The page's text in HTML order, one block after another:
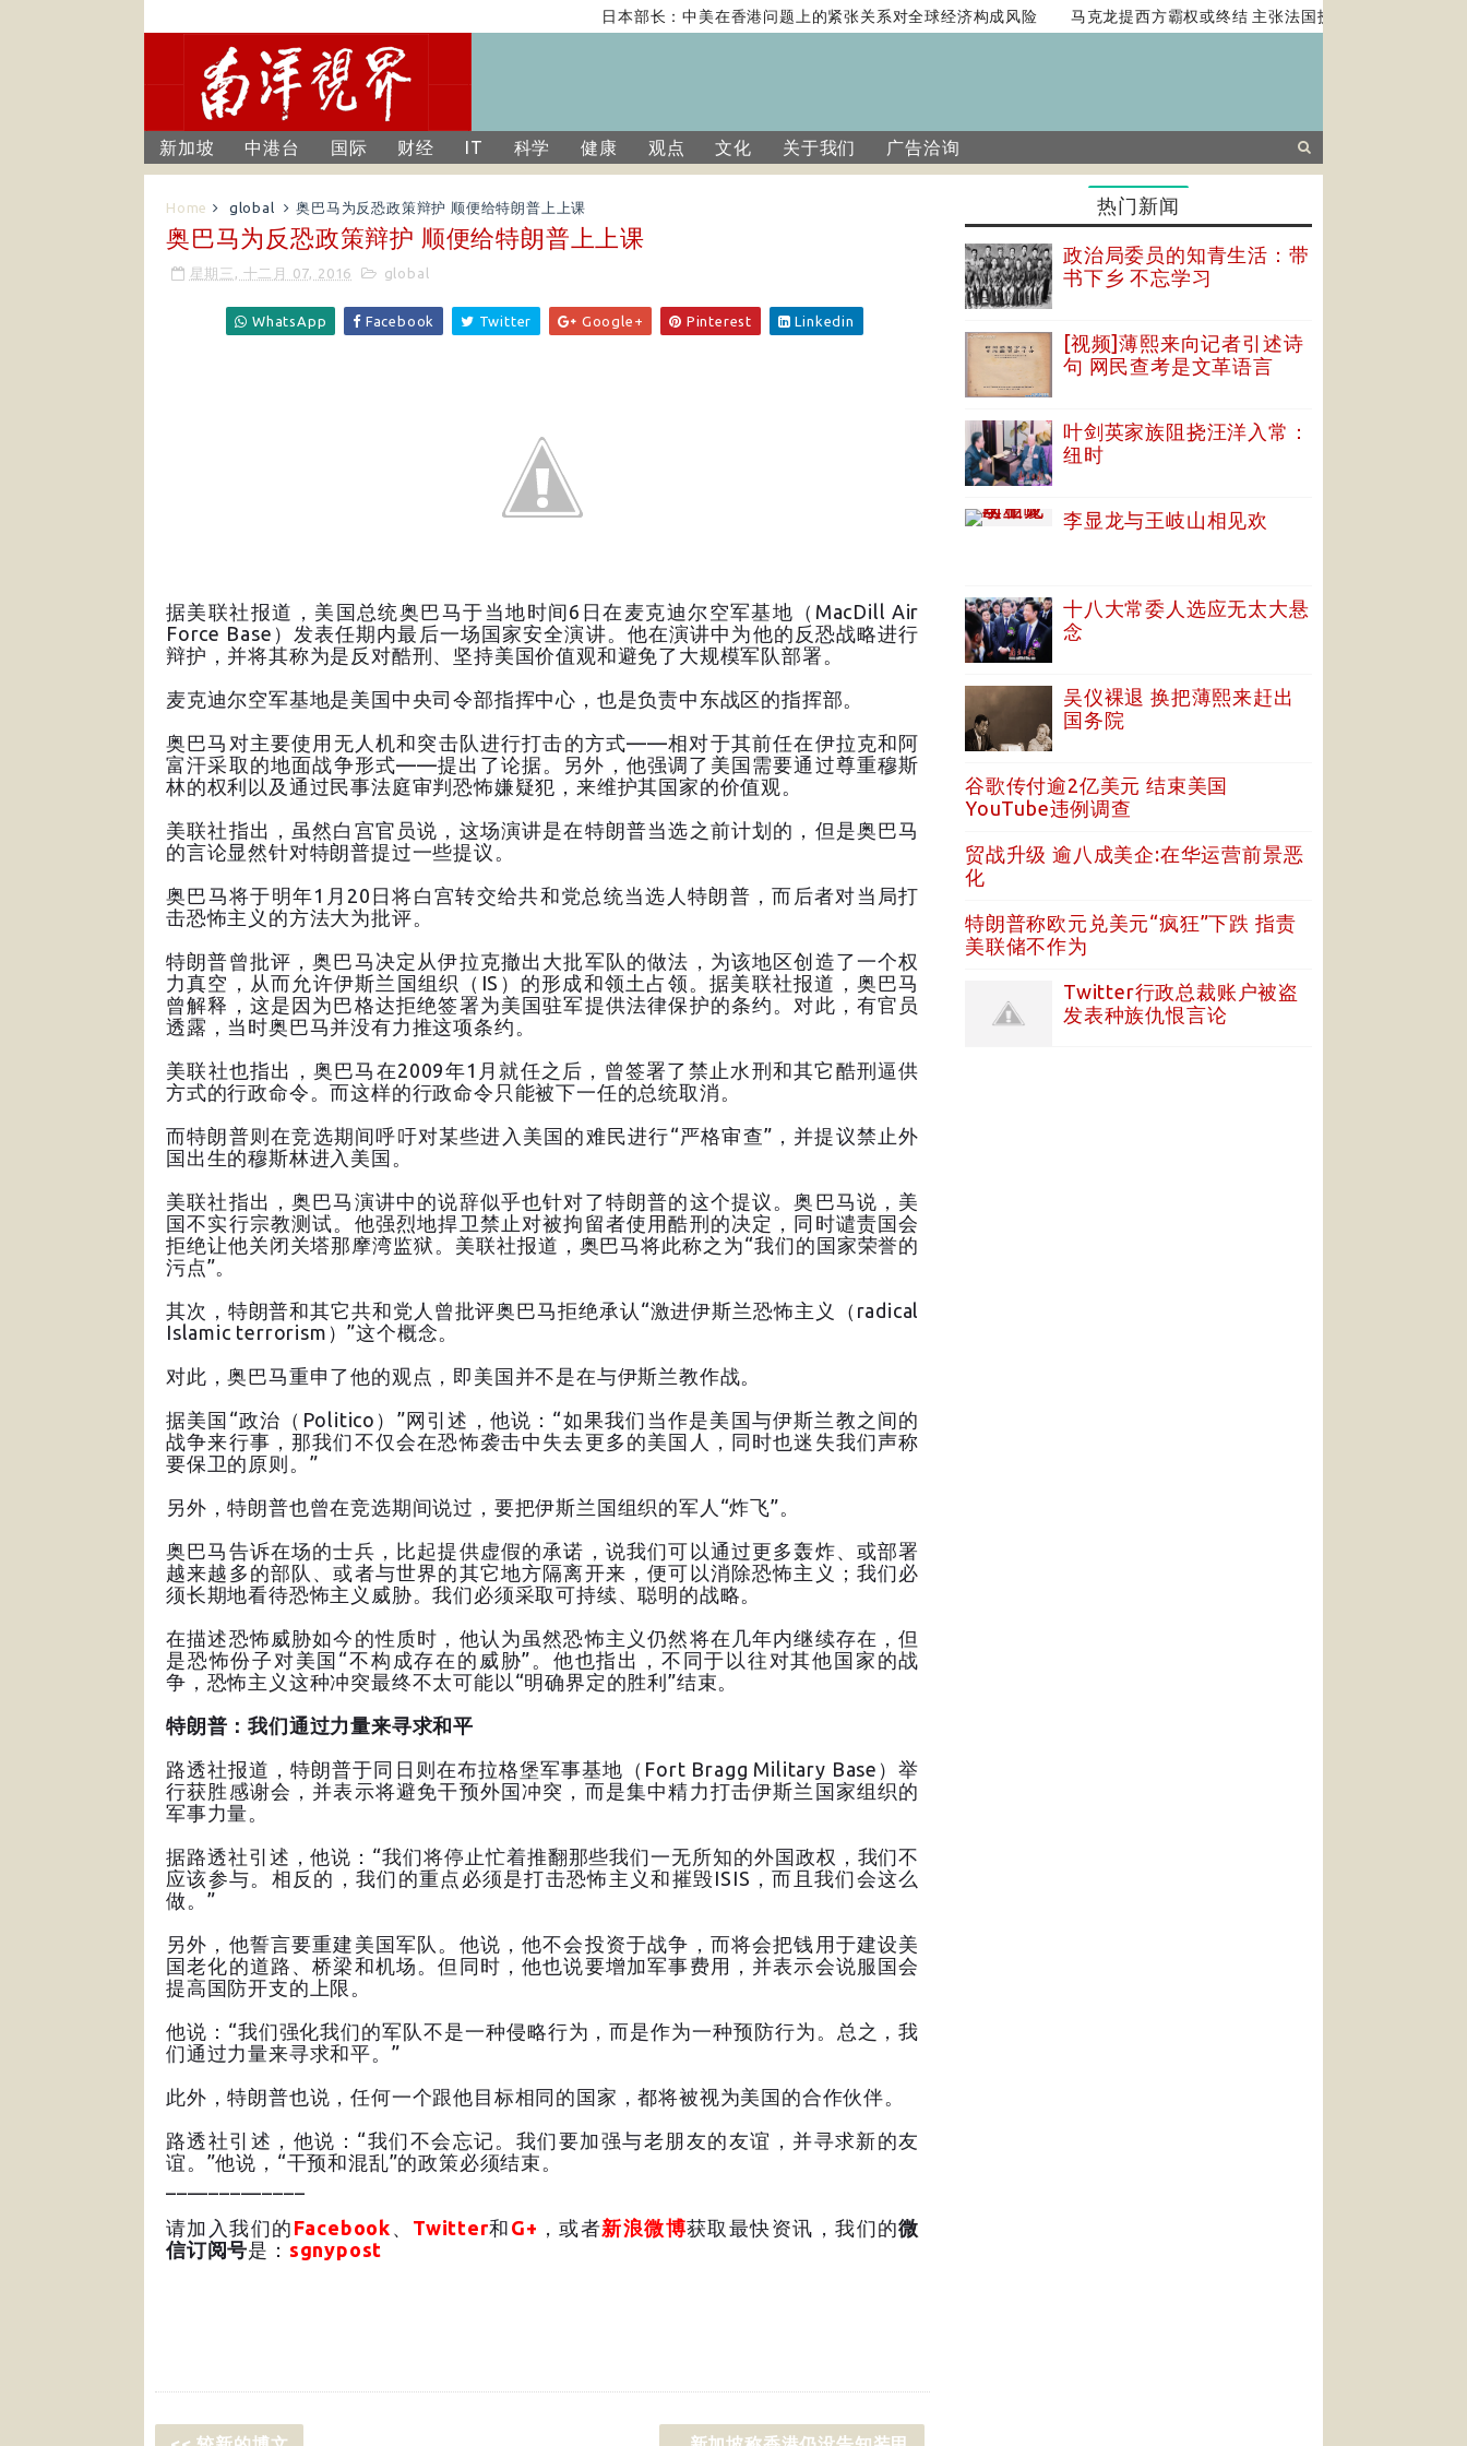
日本部长：中美在香港问题上的紧张关系对全球经济构成风险 马克龙提西方霸权或终结 主张法国扮演平衡角色
新加坡 中港台 国际 财经 IT 科学 健康 观点 文化 关于我们 广告洽询
Home global 奥巴马为反恐政策辩护 顺便给特朗普上上课
奥巴马为反恐政策辩护 顺便给特朗普上上课
星期三, 十二月 07, 2016 global
WhatsApp Facebook Twitter Google+ Pinterest Linkedin
据美联社报道，美国总统奥巴马于当地时间6日在麦克迪尔空军基地（MacDill Air
Force Base）发表任期内最后一场国家安全演讲。他在演讲中为他的反恐战略进行
辩护，并将其称为是反对酷刑、坚持美国价值观和避免了大规模军队部署。
麦克迪尔空军基地是美国中央司令部指挥中心，也是负责中东战区的指挥部。
奥巴马对主要使用无人机和突击队进行打击的方式——相对于其前任在伊拉克和阿
富汗采取的地面战争形式——提出了论据。另外，他强调了美国需要通过尊重穆斯
林的权利以及通过民事法庭审判恐怖嫌疑犯，来维护其国家的价值观。
美联社指出，虽然白宫官员说，这场演讲是在特朗普当选之前计划的，但是奥巴马
的言论显然针对特朗普提过一些提议。
奥巴马将于明年1月20日将白宫转交给共和党总统当选人特朗普，而后者对当局打
击恐怖主义的方法大为批评。
特朗普曾批评，奥巴马决定从伊拉克撤出大批军队的做法，为该地区创造了一个权
力真空，从而允许伊斯兰国组织（IS）的形成和领土占领。据美联社报道，奥巴马
曾解释，这是因为巴格达拒绝签署为美国驻军提供法律保护的条约。对此，有官员
透露，当时奥巴马并没有力推这项条约。
美联社也指出，奥巴马在2009年1月就任之后，曾签署了禁止水刑和其它酷刑逼供
方式的行政命令。而这样的行政命令只能被下一任的总统取消。
而特朗普则在竞选期间呼吁对某些进入美国的难民进行“严格审查”，并提议禁止外
国出生的穆斯林进入美国。
美联社指出，奥巴马演讲中的说辞似乎也针对了特朗普的这个提议。奥巴马说，美
国不实行宗教测试。他强烈地捍卫禁止对被拘留者使用酷刑的决定，同时谴责国会
拒绝让他关闭关塔那摩湾监狱。美联社报道，奥巴马将此称之为“我们的国家荣誉的
污点”。
其次，特朗普和其它共和党人曾批评奥巴马拒绝承认“激进伊斯兰恐怖主义（radical
Islamic terrorism）”这个概念。
对此，奥巴马重申了他的观点，即美国并不是在与伊斯兰教作战。
据美国“政治（Politico）”网引述，他说：“如果我们当作是美国与伊斯兰教之间的
战争来行事，那我们不仅会在恐怖袭击中失去更多的美国人，同时也迷失我们声称
要保卫的原则。”
另外，特朗普也曾在竞选期间说过，要把伊斯兰国组织的军人“炸飞”。
奥巴马告诉在场的士兵，比起提供虚假的承诺，说我们可以通过更多轰炸、或部署
越来越多的部队、或者与世界的其它地方隔离开来，便可以消除恐怖主义；我们必
须长期地看待恐怖主义威胁。我们必须采取可持续、聪明的战略。
在描述恐怖威胁如今的性质时，他认为虽然恐怖主义仍然将在几年内继续存在，但
是恐怖份子对美国“不构成存在的威胁”。他也指出，不同于以往对其他国家的战
争，恐怖主义这种冲突最终不太可能以“明确界定的胜利”结束。
特朗普：我们通过力量来寻求和平
路透社报道，特朗普于同日则在布拉格堡军事基地（Fort Bragg Military Base）举
行获胜感谢会，并表示将避免干预外国冲突，而是集中精力打击伊斯兰国家组织的
军事力量。
据路透社引述，他说：“我们将停止忙着推翻那些我们一无所知的外国政权，我们不
应该参与。相反的，我们的重点必须是打击恐怖主义和摧毁ISIS，而且我们会这么
做。”
另外，他誓言要重建美国军队。他说，他不会投资于战争，而将会把钱用于建设美
国老化的道路、桥梁和机场。但同时，他也说要增加军事费用，并表示会说服国会
提高国防开支的上限。
他说：“我们强化我们的军队不是一种侵略行为，而是作为一种预防行为。总之，我
们通过力量来寻求和平。”
此外，特朗普也说，任何一个跟他目标相同的国家，都将被视为美国的合作伙伴。
路透社引述，他说：“我们不会忘记。我们要加强与老朋友的友谊，并寻求新的友
谊。”他说，“干预和混乱”的政策必须结束。
请加入我们的 Facebook 、 Twitter和 G+ ，或者新浪微博获取最快资讯，我们的微
信订阅号是： sgnypost
热门新闻
政治局委员的知青生活：带
书下乡 不忘学习
[视频]薄熙来向记者引述诗
句 网民查考是文革语言
叶剑英家族阻挠汪洋入常：
纽时
李显龙与王岐山相见欢
十八大常委人选应无太大悬
念
吴仪裸退 换把薄熙来赶出
国务院
谷歌传付逾2亿美元 结束美国
YouTube违例调查
贸战升级 逾八成美企:在华运营前景恶
化
特朗普称欧元兑美元“疯狂”下跌 指责
美联储不作为
Twitter行政总裁账户被盗
发表种族仇恨言论